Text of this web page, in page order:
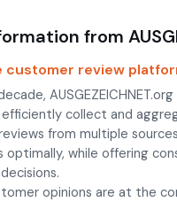
from
customer review
collect and
from multiple
optimally, while offering
opinions are at the